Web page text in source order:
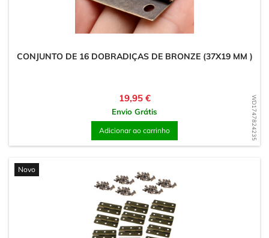
WD1747824235
CONJUNTO DE 16 DOBRADIÇAS DE BRONZE (37X19 MM )
Preço
19,95 €
Envio Grátis
Adicionar ao carrinho
Novo